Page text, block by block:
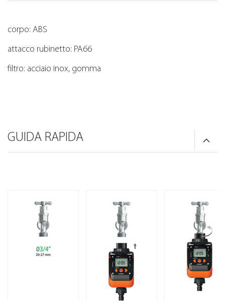
corpo: ABS
attacco rubinetto: PA66
filtro: acciaio inox, gomma
GUIDA RAPIDA